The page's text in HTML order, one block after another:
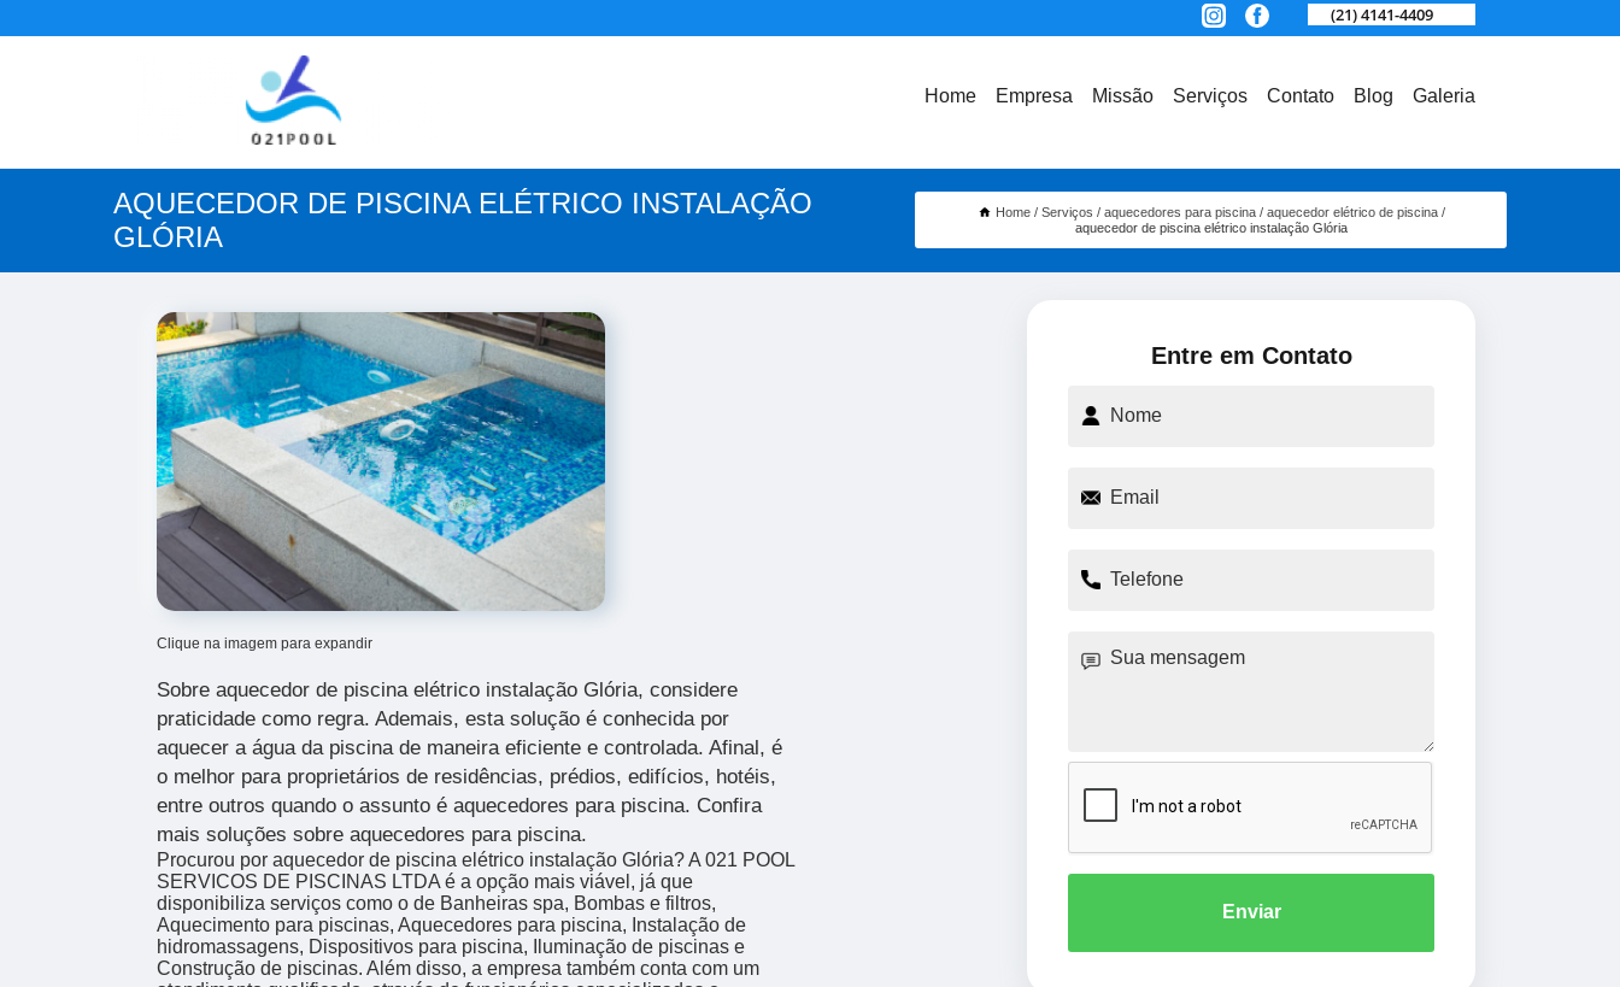
(21) 4141-4409
Home Empresa Missão Serviços Contato Blog Galeria
AQUECEDOR DE PISCINA ELÉTRICO INSTALAÇÃO
GLÓRIA
Home Serviços aquecedores para piscina
aquecedor elétrico de piscina
aquecedor de piscina elétrico instalação Glória
Clique na imagem para expandir
Sobre aquecedor de piscina elétrico instalação Glória, considere
praticidade como regra. Ademais, esta solução é conhecida por
aquecer a água da piscina de maneira eficiente e controlada. Afinal, é
o melhor para proprietários de residências, prédios, edifícios, hotéis,
entre outros quando o assunto é aquecedores para piscina. Confira
mais soluções sobre aquecedores para piscina.
Procurou por aquecedor de piscina elétrico instalação Glória? A 021 POOL
SERVICOS DE PISCINAS LTDA é a opção mais viável, já que
disponibiliza serviços como o de Banheiras spa, Bombas e filtros,
Aquecimento para piscinas, Aquecedores para piscina, Instalação de
hidromassagens, Dispositivos para piscina, Iluminação de piscinas e
Construção de piscinas. Além disso, a empresa também conta com um
Entre em Contato
Enviar